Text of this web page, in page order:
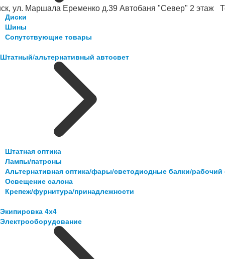
ул. Маршала Еременко д.39 Автобаня "Север" 2 этаж
Диски
Шины
Сопутствующие товары
Штатный/альтернативный автосвет
Штатная оптика
Лампы/патроны
Альтернативная оптика/фары/светодиодные балки/рабочий
Освещение салона
Крепеж/фурнитура/принадлежности
Экипировка 4х4
Электрооборудование